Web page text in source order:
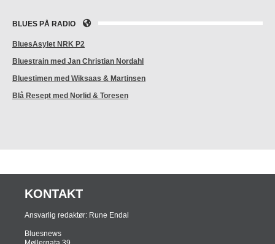
BLUES PÅ RADIO
BluesAsylet NRK P2
Bluestrain med Jan Christian Nordahl
Bluestimen med Wiksaas & Martinsen
Blå Resept med Norlid & Toresen
KONTAKT
Ansvarlig redaktør: Rune Endal
Bluesnews